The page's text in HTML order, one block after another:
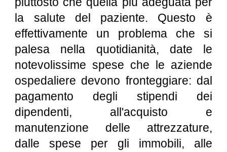
la salute del paziente. Questo è
effettivamente un problema che si
palesa nella quotidianità, date le
notevolissime spese che le aziende
ospedaliere devono fronteggiare: dal
pagamento degli stipendi dei
dipendenti, all'acquisto e
manutenzione delle attrezzature,
dalle spese per gli immobili, alle